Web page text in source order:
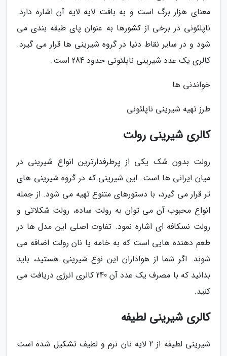
معنای هزار برگ است و به بافت لایه لایه آن اشاره دارد.
ناپلئونی در برخی از کشورها به عنوان پای طبقه بندی می
شود و در سایر نقاط دنیا در گروه شیرینی ها قرار می گیرد.
کالری یک عدد شیرینی ناپلئونی حدود 284 است.
خواندنی ها
طرز تهیه شیرینی ناپلئونی
کالری شیرینی رولت
رولت بدون شک یکی از پرطرفدارترین انواع شیرینی در
میان ایرانی ها است. این شیرینی که در گروه شیرینی های
تر قرار می گیرد، با دستورهای متنوع تهیه می شود. از جمله
انواع محبوب آن می توان به رولت ساده، رولت شکلاتی و
رولت نسکافه ای اشاره نمود. تفاوت اصلی این مدل ها در
طعم دهنده هایی است که به خامه یا نان رولت اضافه می
شوند. اگر شما از هواداران این نوع شیرینی هستید، باید
بدانید که با مصرف یک عدد آن 240 کالری انرژی دریافت می
کنید.
کالری شیرینی لطیفه
شیرینی لطیفه از 2 لایه نان نرم و لطیف تشکیل شده است